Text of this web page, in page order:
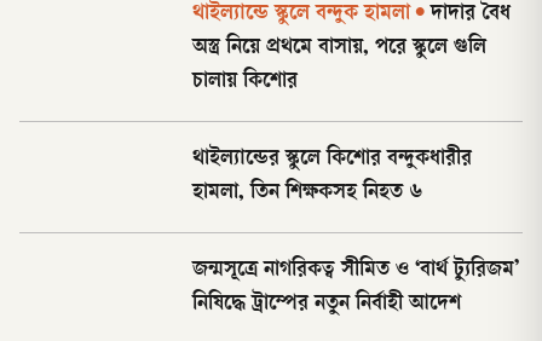
থাইল্যান্ডে স্কুলে বন্দুক হামলা • দাদার বৈধ
অস্ত্র নিয়ে প্রথমে বাসায়, পরে স্কুলে গুলি
চালায় কিশোর
থাইল্যান্ডের স্কুলে কিশোর বন্দুকধারীর
হামলা, তিন শিক্ষকসহ নিহত ৬
জন্মসূত্রে নাগরিকত্ব সীমিত ও ‘বার্থ ট্যুরিজম’
নিষিদ্ধে ট্রাম্পের নতুন নির্বাহী আদেশ